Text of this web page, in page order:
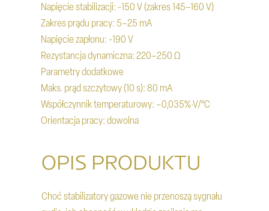
OPIS PRODUKTU
Choć stabilizatory gazowe nie przenoszą sygnału
Napięcie stabilizacji: ~150 V (zakres 145–160 V)
Zakres prądu pracy: 5–25 mA
Napięcie zapłonu: ~190 V
Rezystancja dynamiczna: 220–250 Ω
Parametry dodatkowe
Maks. prąd szczytowy (10 s): 80 mA
Współczynnik temperaturowy: –0,035%·V/°C
Orientacja pracy: dowolna